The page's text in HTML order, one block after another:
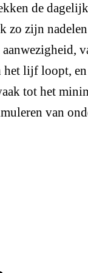
de
zo zijn
het lijf loopt,
tot het
van